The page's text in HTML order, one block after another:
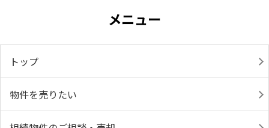
メニュー
トップ
物件を売りたい